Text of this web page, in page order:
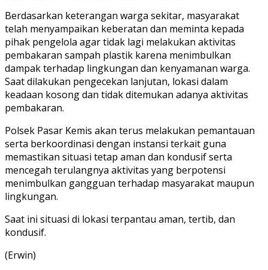
Berdasarkan keterangan warga sekitar, masyarakat
telah menyampaikan keberatan dan meminta kepada
pihak pengelola agar tidak lagi melakukan aktivitas
pembakaran sampah plastik karena menimbulkan
dampak terhadap lingkungan dan kenyamanan warga.
Saat dilakukan pengecekan lanjutan, lokasi dalam
keadaan kosong dan tidak ditemukan adanya aktivitas
pembakaran.
Polsek Pasar Kemis akan terus melakukan pemantauan
serta berkoordinasi dengan instansi terkait guna
memastikan situasi tetap aman dan kondusif serta
mencegah terulangnya aktivitas yang berpotensi
menimbulkan gangguan terhadap masyarakat maupun
lingkungan.
Saat ini situasi di lokasi terpantau aman, tertib, dan
kondusif.
(Erwin)